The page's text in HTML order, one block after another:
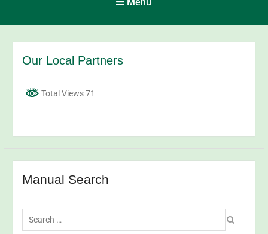
Our Local Partners
Total Views 71
Manual Search